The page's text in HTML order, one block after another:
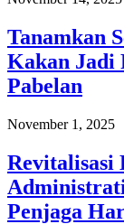
Tanamkan
Kakan Jadi
Pabelan
November 1, 2025
Revitalisasi
Penjaga